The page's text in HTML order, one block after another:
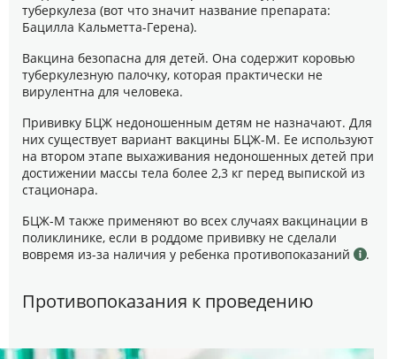
туберкулеза (вот что значит название препарата:
Бацилла Кальметта-Герена).
Вакцина безопасна для детей. Она содержит коровью
туберкулезную палочку, которая практически не
вирулентна для человека.
Прививку БЦЖ недоношенным детям не назначают. Для
них существует вариант вакцины БЦЖ-М. Ее используют
на втором этапе выхаживания недоношенных детей при
достижении массы тела более 2,3 кг перед выпиской из
стационара.
БЦЖ-М также применяют во всех случаях вакцинации в
поликлинике, если в роддоме прививку не сделали
вовремя из-за наличия у ребенка противопоказаний
.
Противопоказания к проведению